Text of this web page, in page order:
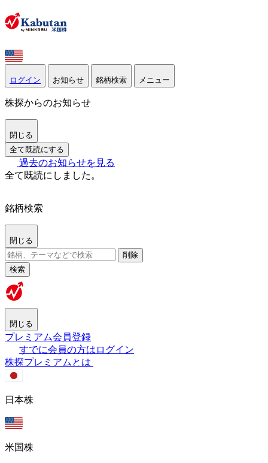
ログイン お知らせ 銘柄検索 メニュー
株探からのお知らせ
閉じる
全て既読にする
過去のお知らせを見る
全て既読にしました。
銘柄検索
閉じる
削除
検索
閉じる
プレミアム会員登録
すでに会員の方はログイン
株探プレミアムとは
日本株
米国株